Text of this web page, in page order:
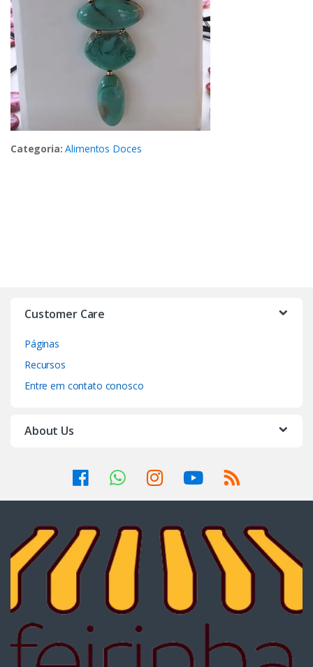
Categoria:Alimentos Doces
Customer Care
Páginas
Recursos
Entre em contato conosco
About Us